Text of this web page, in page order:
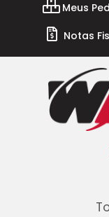
Meus
Notas